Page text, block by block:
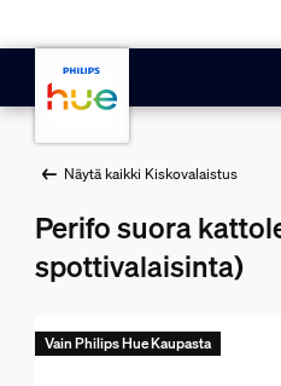
Näytä kaikki Kiskovalaistus
Perifo suora
spottivalaisinta)
Vain Philips Hue Kaupasta